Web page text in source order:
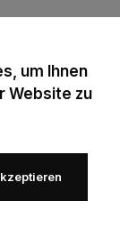
um Ihnen
Website zu